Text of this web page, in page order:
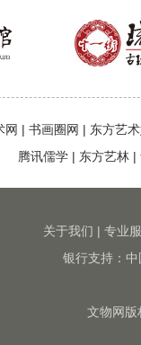
网 | 书画圈网 | 东方艺
腾讯儒学 | 东方艺林 |
关于我们 | 专业
银行支持：
文物网